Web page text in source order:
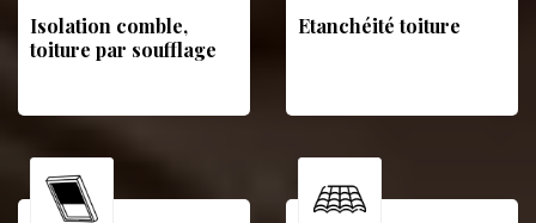
Isolation comble,
toiture par soufflage
Etanchéité toiture